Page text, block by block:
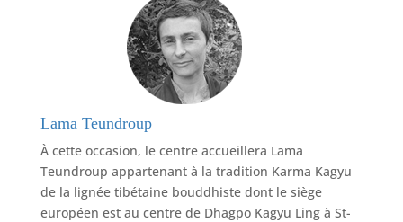
Lama Teundroup
À cette occasion, le centre accueillera Lama
Teundroup appartenant à la tradition Karma Kagyu
de la lignée tibétaine bouddhiste dont le siège
européen est au centre de Dhagpo Kagyu Ling à St-